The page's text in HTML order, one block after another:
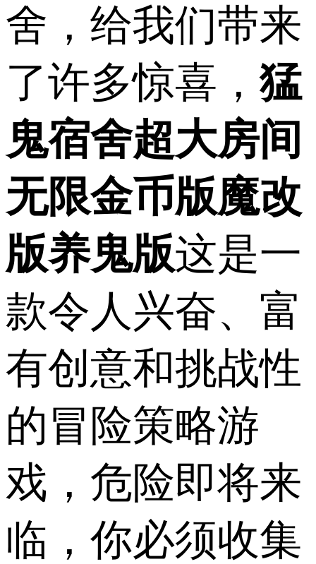
舍，给我们带来
了许多惊喜，猛
鬼宿舍超大房间
无限金币版魔改
版养鬼版这是一
款令人兴奋、富
有创意和挑战性
的冒险策略游
戏，危险即将来
临，你必须收集